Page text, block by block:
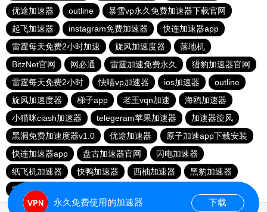
优途加速器
outline
暴雪vp永久免费加速器下载官网
起飞加速器
instagram免费加速器
快连加速器app
雷霆每天免费2小时加速
旋风加速度器
落地机
BitzNet官网
网必通 雷霆加速免费永久
猎豹加速器官网
雷霆每天免费2小时
快喵vp加速器 ios加速器
outline
旋风加速度器
梯子app 老王vqn加速
海鸥加速器
小猫咪ciash加速器
telegeram苹果加速器
加速器旋风
黑洞免费加速度器v1.0
优途加速器
原子加速app下载安装
快连加速器app
盘古加速器官网
闪电加速器
纸飞机加速器
快鸭加速器 西柚加速器
黑豹加速器
雷霆加器速
永久免费使用的加速器 下载